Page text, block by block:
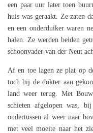
een paar uur later toen
huis was geraakt. Ze zaten
en een onderduiker waren
halen. Ze werden beiden
schoonvader van der Neut
Af en toe lagen ze plat op
toch bij de dokter aan
land weer terug. Met
schieten afgelopen was,
ondertussen al weer naar
met veel moeite naar het